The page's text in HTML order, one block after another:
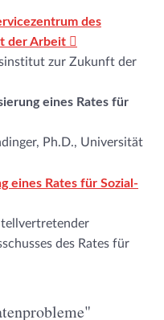
des
der Arbeit
zur Zukunft der
eines Rates für
Ph.D., Universität
eines Rates für Sozial-
des Rates für